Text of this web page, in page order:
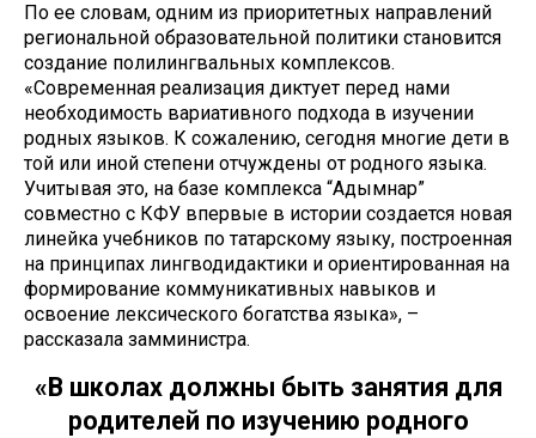
По ее словам, одним из приоритетных направлений
региональной образовательной политики становится
создание полилингвальных комплексов.
«Современная реализация диктует перед нами
необходимость вариативного подхода в изучении
родных языков. К сожалению, сегодня многие дети в
той или иной степени отчуждены от родного языка.
Учитывая это, на базе комплекса “Адымнар”
совместно с КФУ впервые в истории создается новая
линейка учебников по татарскому языку, построенная
на принципах лингводидактики и ориентированная на
формирование коммуникативных навыков и
освоение лексического богатства языка», –
рассказала замминистра.
«В школах должны быть занятия для
родителей по изучению родного